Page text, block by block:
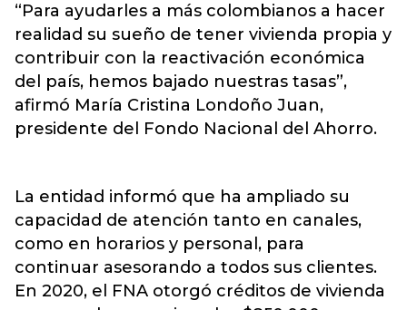
“Para ayudarles a más colombianos a hacer
realidad su sueño de tener vivienda propia y
contribuir con la reactivación económica
del país, hemos bajado nuestras tasas”,
afirmó María Cristina Londoño Juan,
presidente del Fondo Nacional del Ahorro.
La entidad informó que ha ampliado su
capacidad de atención tanto en canales,
como en horarios y personal, para
continuar asesorando a todos sus clientes.
En 2020, el FNA otorgó créditos de vivienda